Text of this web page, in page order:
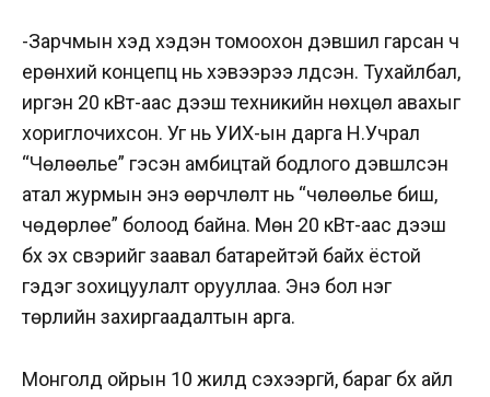
-Зарчмын хэд хэдэн томоохон дэвшил гарсан ч
ерөнхий концепц нь хэвээрээ үлдсэн. Тухайлбал,
иргэн 20 кВт-аас дээш техникийн нөхцөл авахыг
хориглочихсон. Уг нь УИХ-ын дарга Н.Учрал
“Чөлөөлье” гэсэн амбицтай бодлого дэвшүүлсэн
атал журмын энэ өөрчлөлт нь “чөлөөлье биш,
чөдөрлөе” болоод байна. Мөн 20 кВт-аас дээш
бүх эх үүсвэрийг заавал батарейтэй байх ёстой
гэдэг зохицуулалт орууллаа. Энэ бол нэг
төрлийн захиргаадалтын арга.
Монголд ойрын 10 жилд үүсэхээргүй, бараг бүх айл